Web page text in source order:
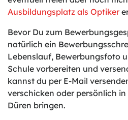
Ausbildungsplatz als Optiker
Bevor Du zum
natürlich ein
Lebenslauf, Bewerbungsfoto
Schule vorbereiten und
kannst du per E-Mail
verschicken oder persönlich
Düren bringen.